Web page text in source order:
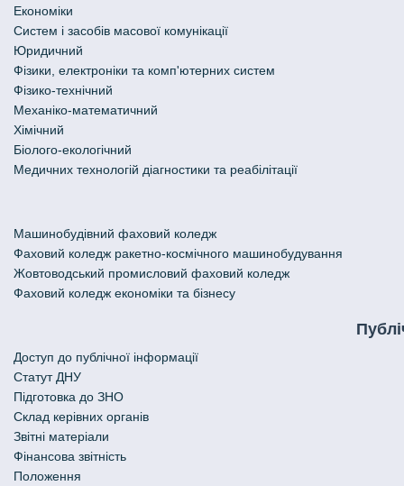
Економіки
Систем і засобів масової комунікації
Юридичний
Фізики, електроніки та комп'ютерних систем
Фізико-технічний
Механіко-математичний
Хімічний
Біолого-екологічний
Медичних технологій діагностики та реабілітації
Машинобудівний фаховий коледж
Фаховий коледж ракетно-космічного машинобудування
Жовтоводський промисловий фаховий коледж
Фаховий коледж економіки та бізнесу
Доступ до публічної інформації
Статут ДНУ
Підготовка до ЗНО
Склад керівних органів
Звітні матеріали
Фінансова звітність
Положення